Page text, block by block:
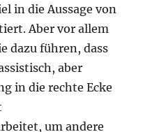
in die Aussage von
Aber vor allem
dazu führen, dass
aber
in die rechte Ecke
um andere